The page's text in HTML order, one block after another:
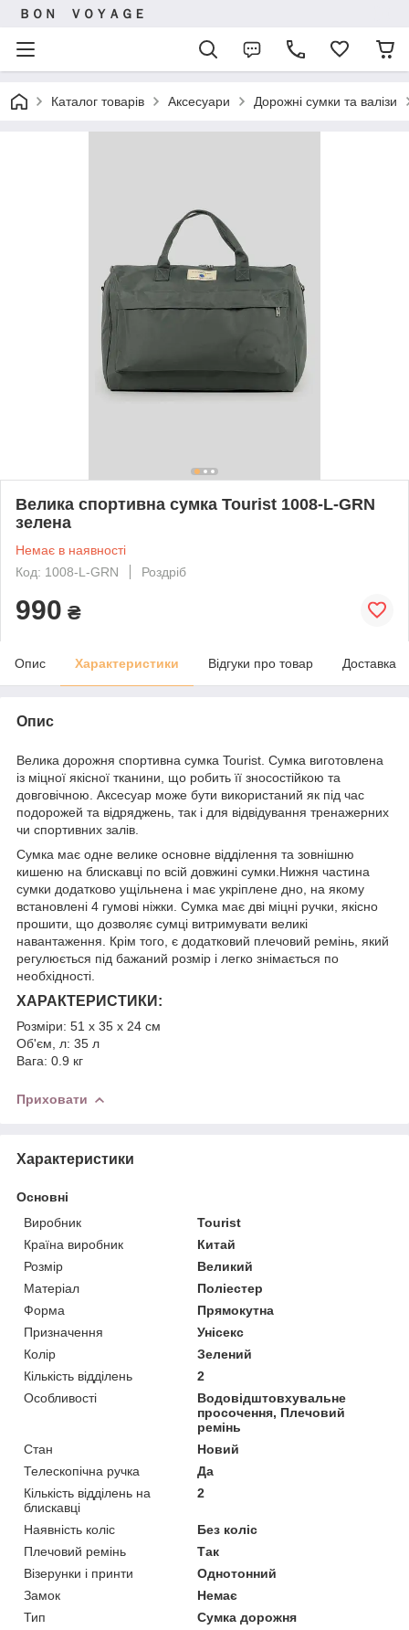
ＢＯＮ ＶＯＹＡＧＥ
Каталог товарів Аксесуари Дорожні сумки та валізи
Велика спортивна сумка Tourist 1008-L-GRN
зелена
Немає в наявності
Код: 1008-L-GRN
Роздріб
990 ₴
Опис Характеристики Відгуки про товар Доставка
Опис
Велика дорожня спортивна сумка Tourist. Сумка виготовлена ​​
із міцної якісної тканини, що робить її зносостійкою та
довговічною. Аксесуар може бути використаний як під час
подорожей та відряджень, так і для відвідування тренажерних
чи спортивних залів.
Сумка має одне велике основне відділення та зовнішню
кишеню на блискавці по всій довжині сумки.Нижня частина
сумки додатково ущільнена і має укріплене дно, на якому
встановлені 4 гумові ніжки. Сумка має дві міцні ручки, якісно
прошити, що дозволяє сумці витримувати великі
навантаження. Крім того, є додатковий плечовий ремінь, який
регулюється під бажаний розмір і легко знімається по
необхідності.
ХАРАКТЕРИСТИКИ:
Розміри: 51 х 35 х 24 см
Об'єм, л: 35 л
Вага: 0.9 кг
Приховати
Характеристики
Основні
Виробник
Tourist
Країна виробник
Китай
Розмір
Великий
Матеріал
Поліестер
Форма
Прямокутна
Призначення
Унісекс
Колір
Зелений
Кількість відділень
2
Особливості
Водовідштовхувальне
просочення, Плечовий
ремінь
Стан
Новий
Телескопічна ручка
Да
Кількість відділень на
блискавці
2
Наявність коліс
Без коліс
Плечовий ремінь
Так
Візерунки і принти
Однотонний
Замок
Немає
Тип
Сумка дорожня